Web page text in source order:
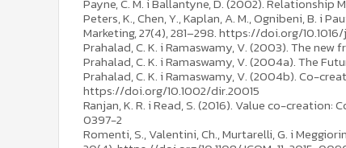
Payne, C. M. i Ballantyne, D. (2002).
Peters, K., Chen, Y., Kaplan, A. M., Ognibeni, B. i
Marketing, 27(4), 281–298. https://doi.org/
Prahalad, C. K. i Ramaswamy, V. (2003). The
Prahalad, C. K. i Ramaswamy, V. (2004a). The
Prahalad, C. K. i Ramaswamy, V. (2004b). Co-
https://doi.org/10.1002/dir.20015
Ranjan, K. R. i Read, S. (2016). Value co-
0397-2
Romenti, S., Valentini, Ch., Murtarelli, G. i